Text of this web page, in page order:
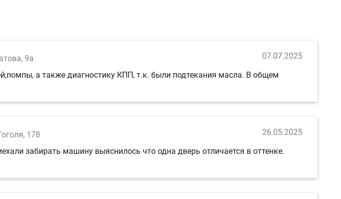
9а
07.07.2025
а также диагностику КПП, т.к. были подтекания масла. В общем
178
26.05.2025
забирать машину выяснилось что одна дверь отличается в оттенке.